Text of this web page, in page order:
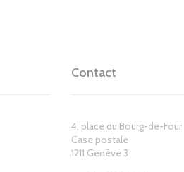
Contact
4, place du Bourg-de-Four
Case postale
1211 Genève 3